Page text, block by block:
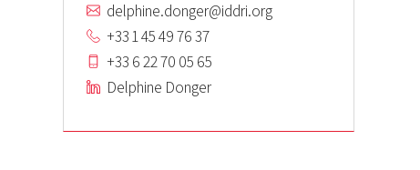
delphine.donger@iddri.org
+33 1 45 49 76 37
+33 6 22 70 05 65
Delphine Donger